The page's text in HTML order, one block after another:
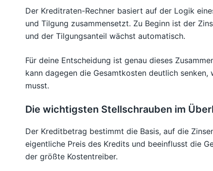
Der Kreditraten-Rechner basiert auf der Logik
und Tilgung zusammensetzt. Zu Beginn ist der
und der Tilgungsanteil wächst automatisch.
Für deine Entscheidung ist genau dieses
kann dagegen die Gesamtkosten deutlich
musst.
Die wichtigsten Stellschrauben im
Der Kreditbetrag bestimmt die Basis, auf die
eigentliche Preis des Kredits und beeinflusst die
der größte Kostentreiber.